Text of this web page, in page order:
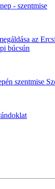
- szentmise
az
búcsún
szentmise